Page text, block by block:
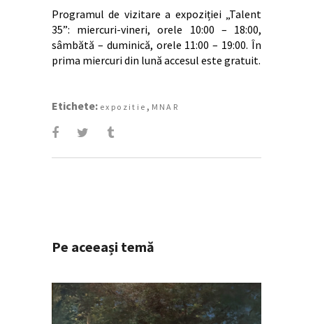
Programul de vizitare a expoziției „Talent
35”: miercuri-vineri, orele 10:00 – 18:00,
sâmbătă – duminică, orele 11:00 – 19:00. În
prima miercuri din lună accesul este gratuit.
Etichete: expozitie , MNAR
Pe aceeași temă